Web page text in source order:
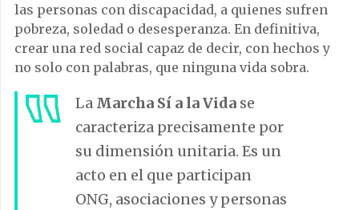
las personas con discapacidad, a quienes sufren
pobreza, soledad o desesperanza. En definitiva,
crear una red social capaz de decir, con hechos y
no solo con palabras, que ninguna vida sobra.
La Marcha Sí a la Vida se
caracteriza precisamente por
su dimensión unitaria. Es un
acto en el que participan
ONG, asociaciones y personas